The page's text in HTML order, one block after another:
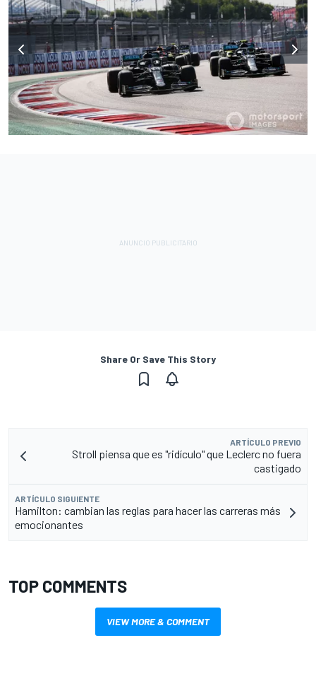
Share Or Save This Story
ARTÍCULO PREVIO
Stroll piensa que es "ridículo" que Leclerc no fuera
castigado
ARTÍCULO SIGUIENTE
Hamilton: cambian las reglas para hacer las carreras más
emocionantes
TOP COMMENTS
VIEW MORE & COMMENT